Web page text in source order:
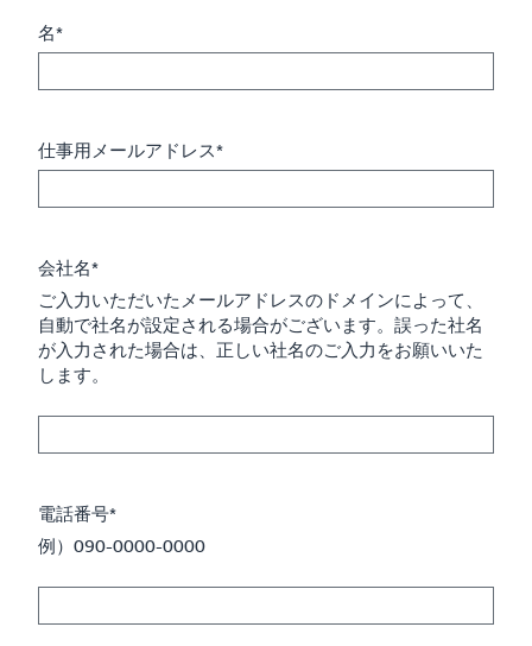
名*
仕事用メールアドレス*
会社名*
ご入力いただいたメールアドレスのドメインによって、
自動で社名が設定される場合がございます。誤った社名
が入力された場合は、正しい社名のご入力をお願いいた
します。
電話番号*
例）090-0000-0000